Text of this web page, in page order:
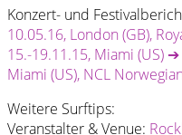
Konzert- und
10.05.16, London (GB),
15.-19.11.15, Miami (US)
Miami (US), NCL
Weitere Surftips:
Veranstalter & Venue: